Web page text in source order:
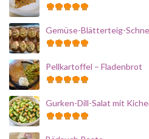
Gemüse-Blätterteig-
Pellkartoffel – Fladenbrot
Gurken-Dill-Salat mit